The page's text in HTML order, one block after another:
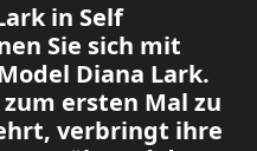
in Self
Sie sich mit
Diana Lark.
ersten Mal zu
verbringt ihre